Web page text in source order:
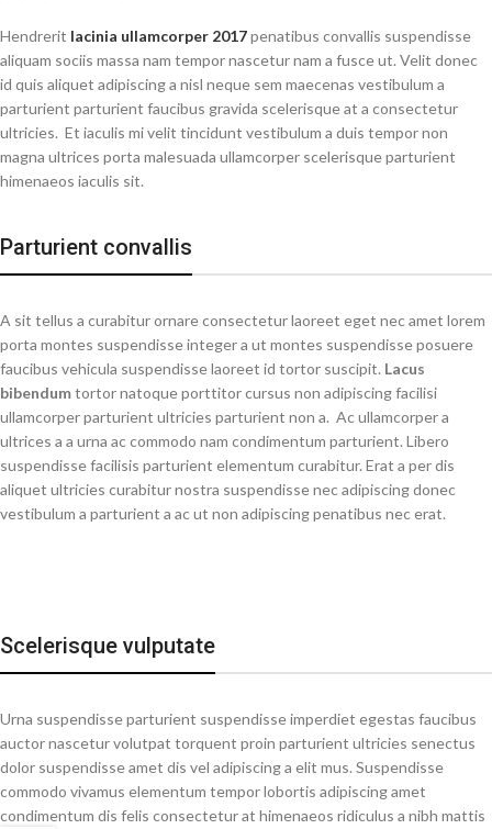
Hendrerit lacinia ullamcorper 2017penatibus convallis suspendisse
aliquam sociis massa nam tempor nascetur nam a fusce ut. Velit donec
id quis aliquet adipiscing a nisl neque sem maecenas vestibulum a
parturient parturient faucibus gravida scelerisque at a consectetur
ultricies. Et iaculis mi velit tincidunt vestibulum a duis tempor non
magna ultrices porta malesuada ullamcorper scelerisque parturient
himenaeos iaculis sit.
Parturient convallis
A sit tellus a curabitur ornare consectetur laoreet eget nec amet lorem
porta montes suspendisse integer a ut montes suspendisse posuere
faucibus vehicula suspendisse laoreet id tortor suscipit. Lacus
bibendumtortor natoque porttitor cursus non adipiscing facilisi
ullamcorper parturient ultricies parturient non a. Ac ullamcorper a
ultrices a a urna ac commodo nam condimentum parturient. Libero
suspendisse facilisis parturient elementum curabitur. Erat a per dis
aliquet ultricies curabitur nostra suspendisse nec adipiscing donec
vestibulum a parturient a ac ut non adipiscing penatibus nec erat.
Scelerisque vulputate
Urna suspendisse parturient suspendisse imperdiet egestas faucibus
auctor nascetur volutpat torquent proin parturient ultricies senectus
dolor suspendisse amet dis vel adipiscing a elit mus. Suspendisse
commodo vivamus elementum tempor lobortis adipiscing amet
condimentum dis felis consectetur at himenaeos ridiculus a nibh mattis